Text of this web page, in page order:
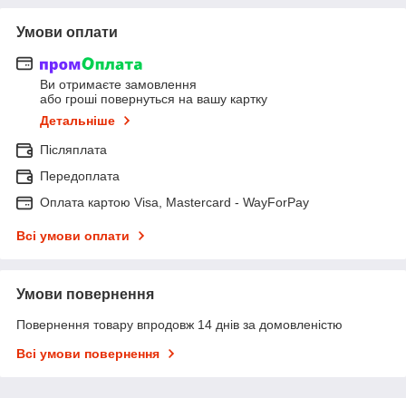
Умови оплати
Ви отримаєте замовлення
або гроші повернуться на вашу картку
Детальніше
Післяплата
Передоплата
Оплата картою Visa, Mastercard - WayForPay
Всі умови оплати
Умови повернення
Повернення товару впродовж 14 днів за домовленістю
Всі умови повернення